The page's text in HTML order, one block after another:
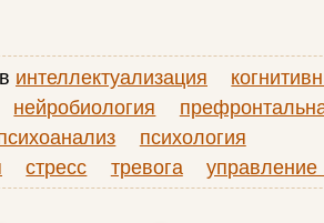
интеллектуализация
нейробиология
психология
стресс тревога